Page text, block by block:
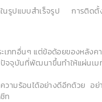
ในรูปแบบสำเร็จรูป การติด
เภทอื่นๆ แต่ข้อด้อยของหลัง
จุบันที่พัฒนาขึ้นทำให้แผ่นเม
วามร้อนได้อย่างดีอีกด้วย อ
ท